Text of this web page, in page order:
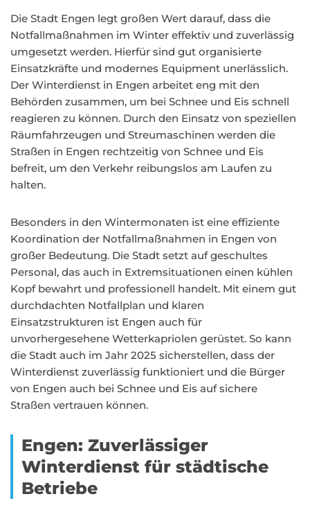
Die Stadt Engen legt großen Wert darauf, dass die
Notfallmaßnahmen im Winter effektiv und zuverlässig
umgesetzt werden. Hierfür sind gut organisierte
Einsatzkräfte und modernes Equipment unerlässlich.
Der Winterdienst in Engen arbeitet eng mit den
Behörden zusammen, um bei Schnee und Eis schnell
reagieren zu können. Durch den Einsatz von speziellen
Räumfahrzeugen und Streumaschinen werden die
Straßen in Engen rechtzeitig von Schnee und Eis
befreit, um den Verkehr reibungslos am Laufen zu
halten.
Besonders in den Wintermonaten ist eine effiziente
Koordination der Notfallmaßnahmen in Engen von
großer Bedeutung. Die Stadt setzt auf geschultes
Personal, das auch in Extremsituationen einen kühlen
Kopf bewahrt und professionell handelt. Mit einem gut
durchdachten Notfallplan und klaren
Einsatzstrukturen ist Engen auch für
unvorhergesehene Wetterkapriolen gerüstet. So kann
die Stadt auch im Jahr 2025 sicherstellen, dass der
Winterdienst zuverlässig funktioniert und die Bürger
von Engen auch bei Schnee und Eis auf sichere
Straßen vertrauen können.
Engen: Zuverlässiger
Winterdienst für städtische
Betriebe